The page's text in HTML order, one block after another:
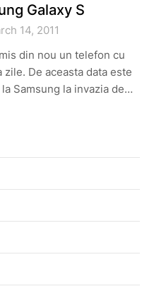
Galaxy S
14, 2011
din nou un telefon cu
De aceasta data este
Samsung la invazia de…